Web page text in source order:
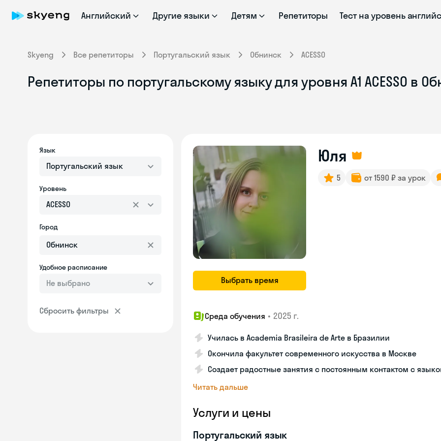
Английский Другие языки Детям Репетиторы Тест на уровень
Skyeng Все репетиторы Португальский язык Обнинск ACESSO
Репетиторы по португальскому языку для уровня A1 ACESSO в
Язык
Португальский язык
Уровень
ACESSO
Город
Удобное расписание
Не выбрано
Сбросить фильтры
Выбрать время
Юля
5 от 1590 ₽ за урок
Среда обучения • 2025 г.
Училась в Academia Brasileira de Arte в Бразилии
Окончила факультет современного искусства в Москве
Создает радостные занятия с постоянным контактом с
Читать дальше
Услуги и цены
Португальский язык